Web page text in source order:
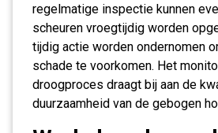
regelmatige inspectie kunnen
scheuren vroegtijdig worden
tijdig actie worden ondernomen
schade te voorkomen. Het
droogproces draagt bij aan de
duurzaamheid van de gebogen